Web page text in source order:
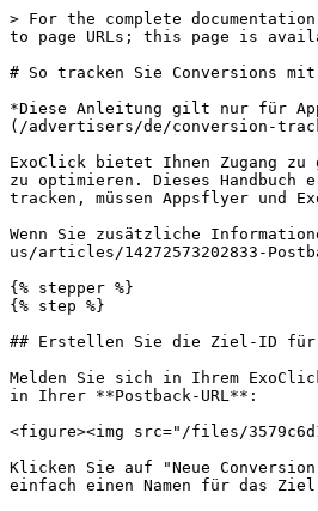
> For the complete
to page URLs; this page is
# So tracken Sie Conversions
*Diese Anleitung gilt nur für
(/advertisers/de/conversion-
ExoClick bietet Ihnen Zugang
zu optimieren. Dieses
tracken, müssen Appsflyer und
Wenn Sie zusätzliche
us/articles/14272573202833-
{% stepper %}
{% step %}
## Erstellen Sie die Ziel-ID für
Melden Sie sich in Ihrem
in Ihrer **Postback-URL**:
<figure><img src="/files/
Klicken Sie auf "Neue
einfach einen Namen für das